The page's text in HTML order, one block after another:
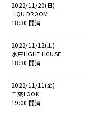
2022/11/20(日)
LIQUIDROOM
18:30 開演
2022/11/12(土)
水戸LIGHT HOUSE
18:30 開演
2022/11/11(金)
千葉LOOK
19:00 開演